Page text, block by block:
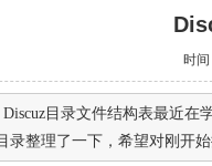
时间
Discuz目录文件结构表最近在
录整理了一下，希望对刚开